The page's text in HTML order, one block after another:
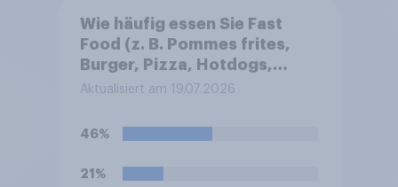
Wie häufig essen Sie Fast
Food (z. B. Pommes frites,
Burger, Pizza, Hotdogs,
Chicken Nuggets oder
Aktualisiert am 19.07.2026
46%
21%